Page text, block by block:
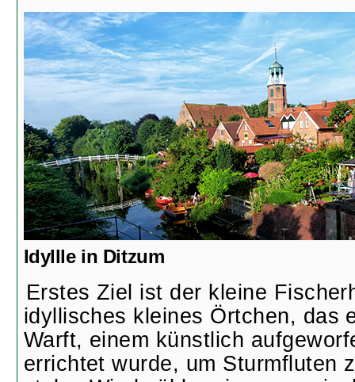
Idyllle in Ditzum
Erstes Ziel ist der kleine
idyllisches kleines Örtchen, das
Warft, einem künstlich
errichtet wurde, um Sturmfluten